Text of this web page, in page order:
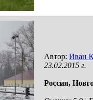
Автор: Иван
23.02.2015 г.
Россия,